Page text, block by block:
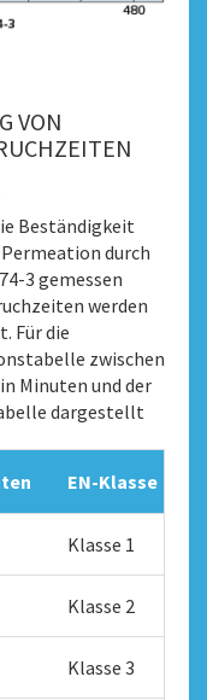
VON
Beständigkeit
durch
3 gemessen
werden
Für die
zwischen
Minuten und der
dargestellt
EN-Klasse
Klasse 1
Klasse 2
Klasse 3